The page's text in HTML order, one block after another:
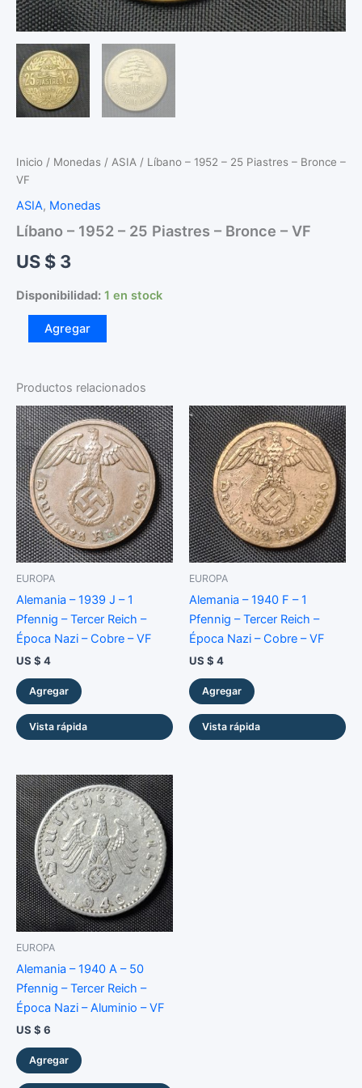
Inicio / Monedas / ASIA / Líbano – 1952 – 25 Piastres – Bronce –
VF
ASIA, Monedas
Líbano – 1952 – 25 Piastres – Bronce – VF
US $ 3
Disponibilidad: 1 en stock
Líbano
25
Piastres
-
Bronce
-
VF
cantidad
Agregar
Productos relacionados
EUROPA
Alemania – 1939 J – 1
Pfennig – Tercer Reich –
Época Nazi – Cobre – VF
US $ 4
Agregar
Vista rápida
EUROPA
Alemania – 1940 F – 1
Pfennig – Tercer Reich –
Época Nazi – Cobre – VF
US $ 4
Agregar
Vista rápida
EUROPA
Alemania – 1940 A – 50
Pfennig – Tercer Reich –
Época Nazi – Aluminio – VF
US $ 6
Agregar